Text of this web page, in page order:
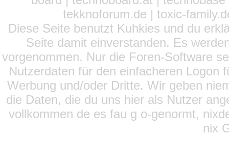
tekknoforum.de | toxic-
Diese Seite benutzt Kuhkies und du
Seite damit einverstanden. Es
vorgenommen. Nur die Foren-Software
Nutzerdaten für den einfacheren Logon
Werbung und/oder Dritte. Wir geben
die Daten, die du uns hier als Nutzer
vollkommen de es fau g o-genormt,
nix